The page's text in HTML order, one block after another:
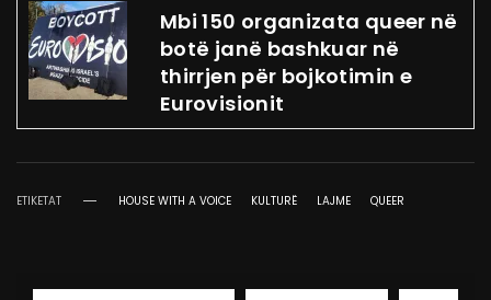
Mbi 150 organizata queer në
botë janë bashkuar në
thirrjen për bojkotimin e
Eurovisionit
ETIKETAT HOUSE WITH A VOICE KULTURË LAJME QUEER